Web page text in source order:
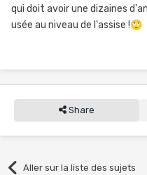
qui doit avoir une dizaines
usée au niveau de l'assise !🙄
Share
Aller sur la liste des sujets